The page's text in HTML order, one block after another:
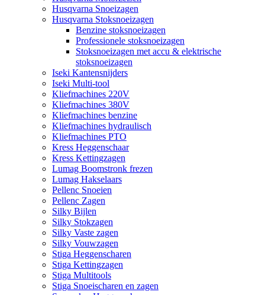
Husqvarna Snoeizagen
Husqvarna Stoksnoeizagen
Benzine stoksnoeizagen
Professionele stoksnoeizagen
Stoksnoeizagen met accu & elektrische
stoksnoeizagen
Iseki Kantensnijders
Iseki Multi-tool
Kliefmachines 220V
Kliefmachines 380V
Kliefmachines benzine
Kliefmachines hydraulisch
Kliefmachines PTO
Kress Heggenschaar
Kress Kettingzagen
Lumag Boomstronk frezen
Lumag Hakselaars
Pellenc Snoeien
Pellenc Zagen
Silky Bijlen
Silky Stokzagen
Silky Vaste zagen
Silky Vouwzagen
Stiga Heggenscharen
Stiga Kettingzagen
Stiga Multitools
Stiga Snoeischaren en zagen